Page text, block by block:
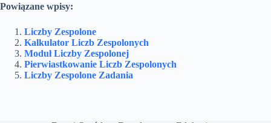
Powiązane wpisy:
Liczby Zespolone
Kalkulator Liczb Zespolonych
Moduł Liczby Zespolonej
Pierwiastkowanie Liczb Zespolonych
Liczby Zespolone Zadania